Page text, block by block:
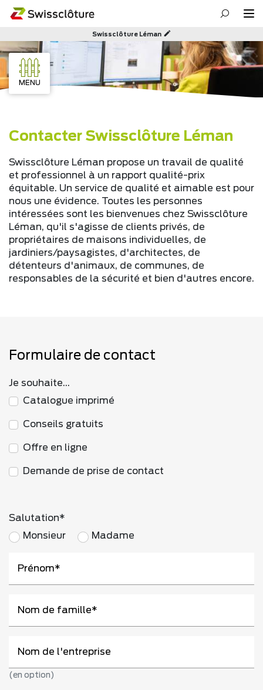
Swissclôture Léman
MENU
Contacter Swissclôture Léman
Swissclôture Léman propose un travail de qualité
et professionnel à un rapport qualité-prix
équitable. Un service de qualité et aimable est pour
nous une évidence. Toutes les personnes
intéressées sont les bienvenues chez Swissclôture
Léman, qu'il s'agisse de clients privés, de
propriétaires de maisons individuelles, de
jardiniers/paysagistes, d'architectes, de
détenteurs d'animaux, de communes, de
responsables de la sécurité et bien d'autres encore.
Formulaire de contact
Je souhaite...
Catalogue imprimé
Conseils gratuits
Offre en ligne
Demande de prise de contact
Salutation
Monsieur
Madame
Prénom
Nom de famille
Nom de l'entreprise
(en option)